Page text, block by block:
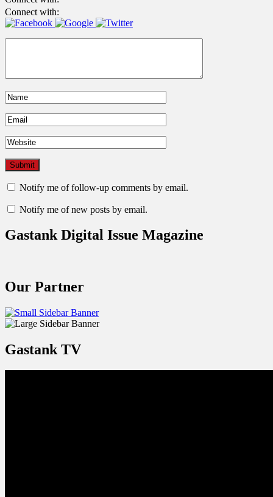
Connect with:
Notify me of follow-up comments by email.
Notify me of new posts by email.
Gastank Digital Issue Magazine
Our Partner
Gastank TV